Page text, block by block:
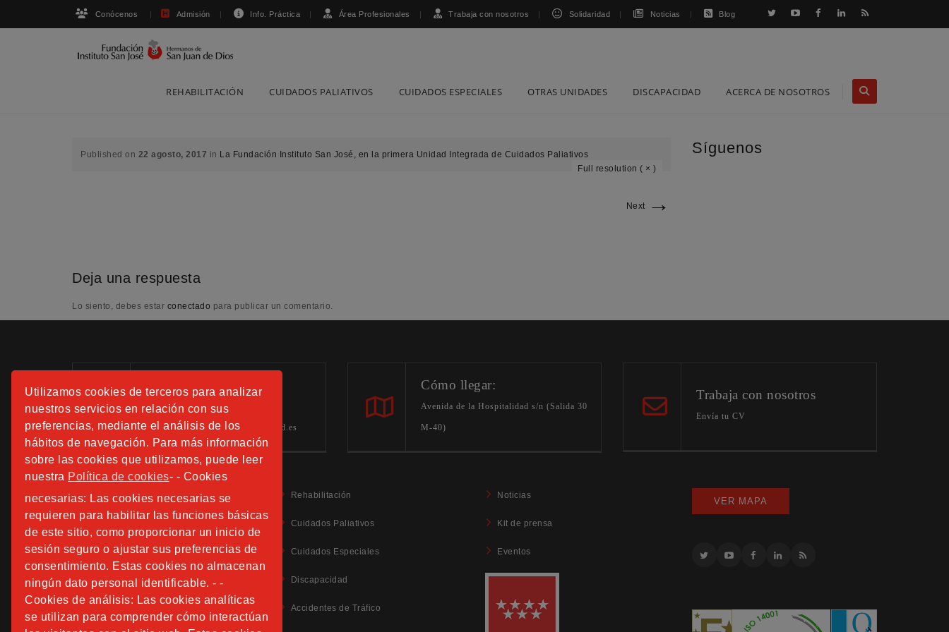
Utilizamos cookies de terceros para analizar
nuestros servicios en relación con sus
preferencias, mediante el análisis de los
hábitos de navegación. Para más información
sobre las cookies que utilizamos, puede leer
nuestra Política de cookies- - Cookies
necesarias: Las cookies necesarias se
requieren para habilitar las funciones básicas
de este sitio, como proporcionar un inicio de
sesión seguro o ajustar sus preferencias de
consentimiento. Estas cookies no almacenan
ningún dato personal identificable. - -
Cookies de análisis: Las cookies analíticas
se utilizan para comprender cómo interactúan
Conócenos Admisión Info. Práctica Área Profesionales Trabaja con nosotros Solidaridad Noticias Blog
REHABILITACIÓN CUIDADOS PALIATIVOS CUIDADOS ESPECIALES OTRAS UNIDADES DISCAPACIDAD ACERCA DE NOSOTROS
Published on 22 agosto, 2017 in La Fundación Instituto San José, en la primera Unidad Integrada de Cuidados Paliativos
Full resolution ( × )
Next →
Deja una respuesta
Lo siento, debes estar conectado para publicar un comentario.
Síguenos
Información:
Tels.: 91 508 01 40 -41-42
hospitalfundacionsanjose.info@sjd.es
Cómo llegar:
Avenida de la Hospitalidad s/n (Salida 30
M-40)
Trabaja con nosotros
Envía tu CV
Aviso Legal
Política de Privacidad
Política de Cookies
Información Adicional Protección de Datos
CANAL DE DENUNCIAS
Rehabilitación
Cuidados Paliativos
Cuidados Especiales
Discapacidad
Accidentes de Tráfico
Noticias
Kit de prensa
Eventos
VER MAPA